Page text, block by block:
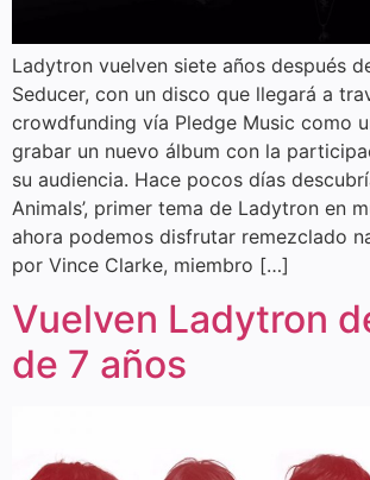
Ladytron vuelven siete años después
Seducer, con un disco que llegará a
crowdfunding vía Pledge Music como
grabar un nuevo álbum con la
su audiencia. Hace pocos días
Animals’, primer tema de Ladytron en
ahora podemos disfrutar remezclado
por Vince Clarke, miembro […]
Vuelven Ladytron
de 7 años